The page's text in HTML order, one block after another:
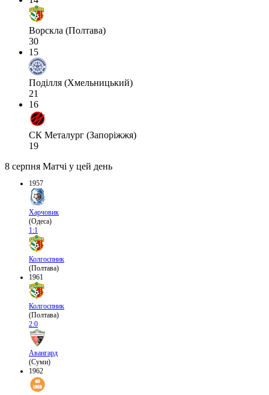
Ворскла (Полтава)
30
15
Поділля (Хмельницький)
21
16
СК Металург (Запоріжжя)
19
8 серпня Матчі у цей день
1957
Харчовик
(Одеса)
1:1
Колгоспник
(Полтава)
1961
Колгоспник
(Полтава)
2:0
Авангард
(Суми)
1962